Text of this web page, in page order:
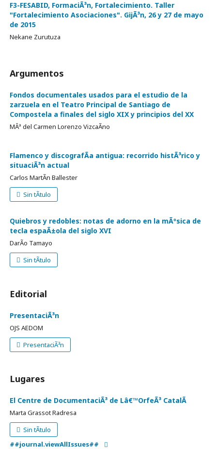
F3-FESABID, FormaciÃ³n, Fortalecimiento. Taller
"Fortalecimiento Asociaciones". GijÃ³n, 26 y 27 de mayo
de 2015
Nekane Zurutuza
Argumentos
Fondos documentales usados para el estudio de la
zarzuela en el Teatro Principal de Santiago de
Compostela a finales del siglo XIX y principios del XX
MÂª del Carmen Lorenzo VizcaÃ­no
Flamenco y discografÃ­a antigua: recorrido histÃ³rico y
situaciÃ³n actual
Carlos MartÃ­n Ballester
Sin tÃ­tulo
Quiebros y redobles: notas de adorno en la mÃºsica de
tecla espaÃ±ola del siglo XVI
DarÃ­o Tamayo
Sin tÃ­tulo
Editorial
PresentaciÃ³n
OJS AEDOM
PresentaciÃ³n
Lugares
El Centre de DocumentaciÃ³ de Lâ€™OrfeÃ³ CatalÃ
Marta Grassot Radresa
Sin tÃ­tulo
##journal.viewAllIssues##